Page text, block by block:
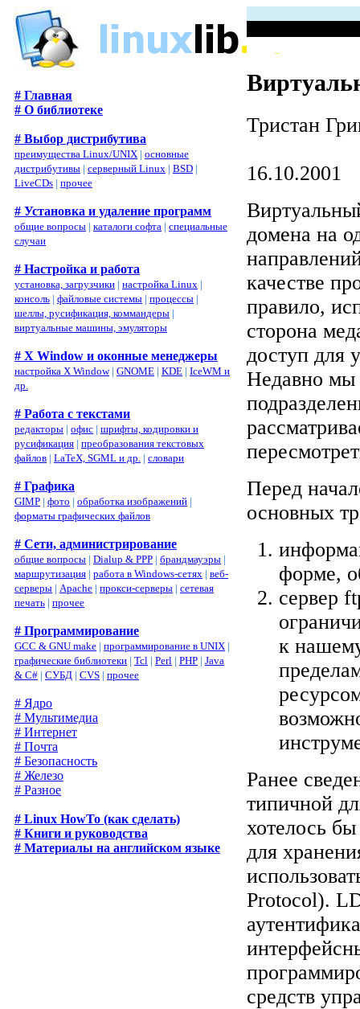
# Главная
# О библиотеке
# Выбор дистрибутива
преимущества Linux/UNIX | основные
дистрибутивы | серверный Linux | BSD |
LiveCDs | прочее
# Установка и удаление программ
общие вопросы | каталоги софта | специальные
случаи
# Настройка и работа
установка, загрузчики | настройка Linux |
консоль | файловые системы | процессы |
шеллы, русификация, коммандеры |
виртуальные машины, эмуляторы
# X Window и оконные менеджеры
настройка X Window| GNOME | KDE | IceWM и
др.
# Работа с текстами
редакторы | офис | шрифты, кодировки и
русификация | преобразования текстовых
файлов | LaTeX, SGML и др. | словари
# Графика
GIMP | фото | обработка изображений |
форматы графических файлов
# Сети, администрирование
общие вопросы | Dialup & PPP | брандмауэры |
маршрутизация | работа в Windows-сетях | веб-
серверы | Apache | прокси-серверы | сетевая
печать | прочее
# Программирование
GCC & GNU make | программирование в UNIX |
графические библиотеки | Tcl | Perl | PHP | Java
& C# | СУБД | CVS | прочее
# Ядро
# Мультимедиа
# Интернет
# Почта
# Безопасность
# Железо
# Разное
# Linux HowTo (как сделать)
# Книги и руководства
# Материалы на английском языке
Тристан
16.10.2001
домена на
качестве
правило,
сторона
доступ для
Недавно мы
Перед
основных
форме,
сервер
к
Ранее
типичной
хотелось
для
Protocol).
средств